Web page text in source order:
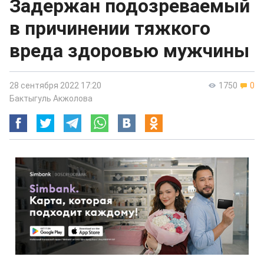
Задержан подозреваемый
в причинении тяжкого
вреда здоровью мужчины
1750 0
28 сентября 2022 17:20
Бактыгуль Акжолова